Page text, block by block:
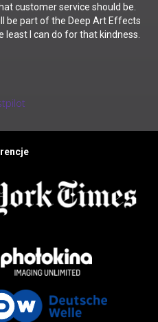
customer service should be.
be part of the Deep Art Effects
I can do for that kindness.